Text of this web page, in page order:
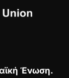
Ένωση.